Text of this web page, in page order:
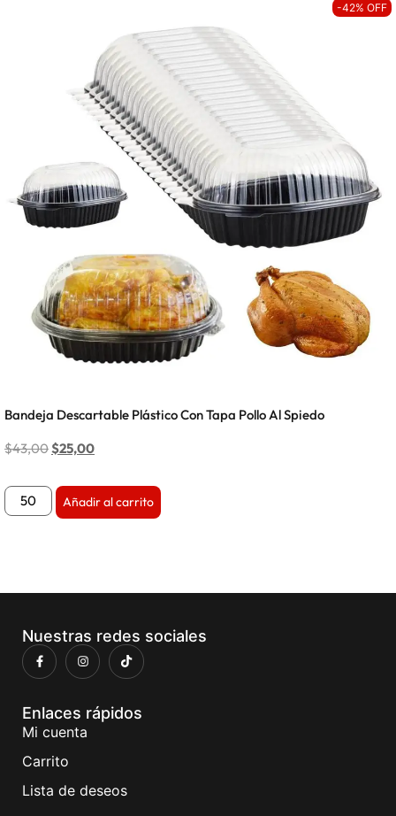
-42% OFF
Bandeja Descartable Plástico Con Tapa Pollo Al Spiedo
$43,00$25,00
Añadir al carrito
Nuestras redes sociales
Enlaces rápidos
Mi cuenta
Carrito
Lista de deseos